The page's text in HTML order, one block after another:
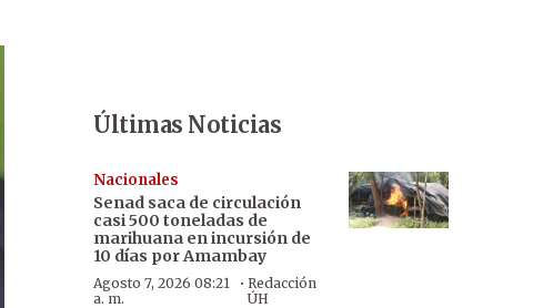
Últimas Noticias
Nacionales
Senad saca de circulación
casi 500 toneladas de
marihuana en incursión de
10 días por Amambay
Agosto 7, 2026 08:21
a. m.
·Redacción
ÚH